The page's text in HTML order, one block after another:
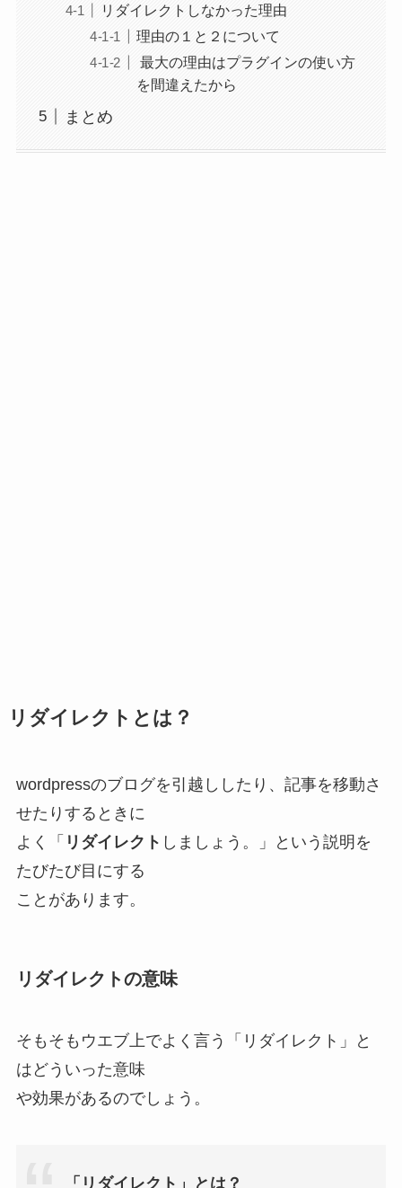
リダイレクトしなかった理由
理由の１と２について
最大の理由はプラグインの使い方
を間違えたから
まとめ
リダイレクトとは？
wordpressのブログを引越ししたり、記事を移動さ
せたりするときに
よく「 リダイレクト しましょう。」という説明を
たびたび目にする
ことがあります。
リダイレクトの意味
そもそもウエブ上でよく言う「リダイレクト」と
はどういった意味
や効果があるのでしょう。
「リダイレクト」とは？